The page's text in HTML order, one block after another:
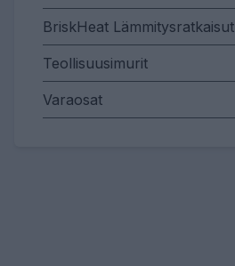
BriskHeat Lämmitysratkaisut
Teollisuusimurit
Varaosat